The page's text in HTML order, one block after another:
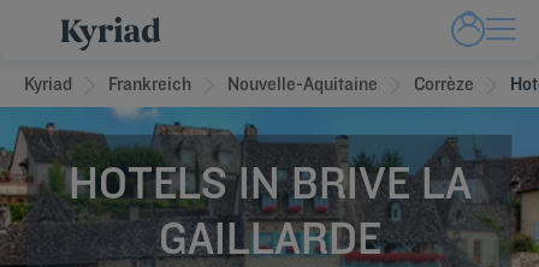
Kyriad Frankreich Nouvelle-Aquitaine Corrèze
HOTELS IN BRIVE LA
GAILLARDE